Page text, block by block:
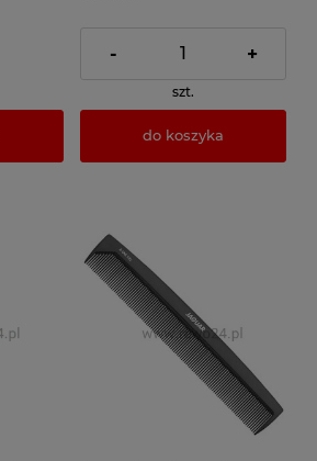
- +
szt.
do koszyka